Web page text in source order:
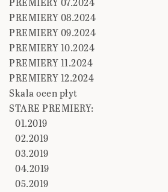
PREMIERY 08.2024
PREMIERY 09.2024
PREMIERY 10.2024
PREMIERY 11.2024
PREMIERY 12.2024
Skala ocen płyt
STARE PREMIERY:
01.2019
02.2019
03.2019
04.2019
05.2019